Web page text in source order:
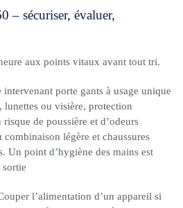
– sécuriser, évaluer,
aux points vitaux avant tout tri.
porte gants à usage unique
lunettes ou visière, protection
de poussière et d’odeurs
légère et chaussures
Un point d’hygiène des mains est
sortie
l’alimentation d’un appareil si